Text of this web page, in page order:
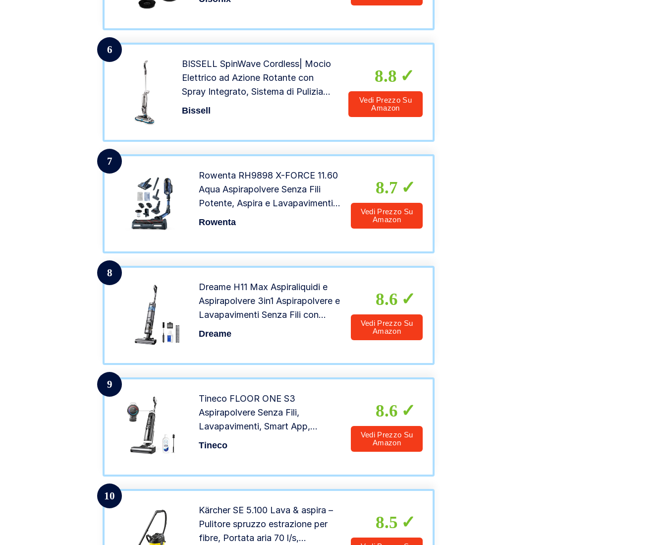
6
BISSELL SpinWave Cordless| Mocio
Elettrico ad Azione Rotante con
Spray Integrato, Sistema di Pulizia
per Pavimenti Duri, 2240N
Bissell
8.8
Vedi Prezzo Su
Amazon
7
Rowenta RH9898 X-FORCE 11.60
Aqua Aspirapolvere Senza Fili
Potente, Aspira e Lavapavimenti,
Scopa Elettrica Senza Fili Leggera
Rowenta
8.7
Vedi Prezzo Su
Amazon
8
Dreame H11 Max Aspiraliquidi e
Aspirapolvere 3in1 Aspirapolvere e
Lavapavimenti Senza Fili con
Funzione Autopulente, 10000 Pa
Dreame
8.6
Vedi Prezzo Su
Amazon
9
Tineco FLOOR ONE S3
Aspirapolvere Senza Fili,
Lavapavimenti, Smart App,
Assistante Vocale, Pulizia a
Tineco
8.6
Vedi Prezzo Su
Amazon
10
Kärcher SE 5.100 Lava & aspira –
Pulitore spruzzo estrazione per
fibre, Portata aria 70 l/s,
8.5